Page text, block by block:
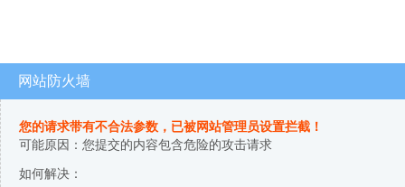
网站防火墙
您的请求带有不合法参数，已被网站管理员设置拦截！
可能原因：您提交的内容包含危险的攻击请求
如何解决：